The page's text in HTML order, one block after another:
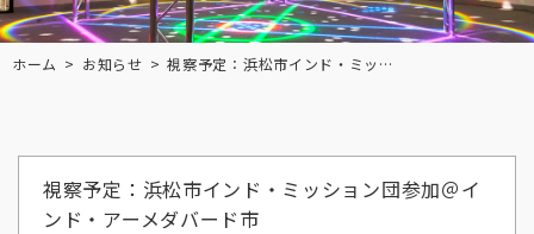
Breadcrumbs
ホーム お知らせ 視察予定：浜松市インド・ミッション団参加＠インド・アーメダバード市
視察予定：浜松市インド・ミッション団参加＠イ
ンド・アーメダバード市